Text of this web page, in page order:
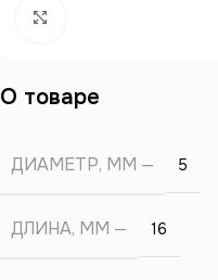
О товаре
ДИАМЕТР, ММ 5
ДЛИНА, ММ 16